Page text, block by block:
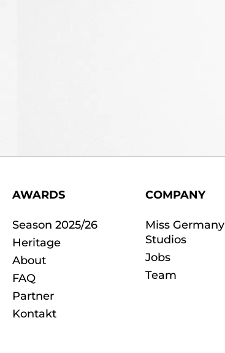
AWARDS
Season 2025/26
Heritage
About
FAQ
Partner
Kontakt
COMPANY
Miss Germany
Studios
Jobs
Team